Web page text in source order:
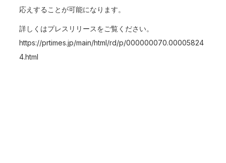
応えすることが可能になります。
詳しくはプレスリリースをご覧ください。
https://prtimes.jp/main/html/rd/p/000000070.00005824
4.html